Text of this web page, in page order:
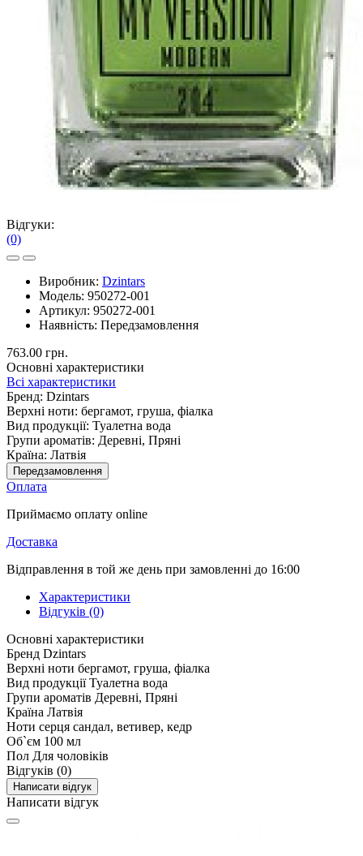
Відгуки:
(0)
Виробник: Dzintars
Модель: 950272-001
Артикул: 950272-001
Наявність: Передзамовлення
763.00 грн.
Основні характеристики
Всі характеристики
Бренд: Dzintars
Верхні ноти: бергамот, груша, фіалка
Вид продукції: Туалетна вода
Групи ароматів: Деревні, Пряні
Країна: Латвія
Передзамовлення
Оплата
Приймаємо оплату online
Доставка
Відправлення в той же день при замовленні до 16:00
Характеристики
Відгуків (0)
Основні характеристики
Бренд Dzintars
Верхні ноти бергамот, груша, фіалка
Вид продукції Туалетна вода
Групи ароматів Деревні, Пряні
Країна Латвія
Ноти серця сандал, ветивер, кедр
Об`єм 100 мл
Пол Для чоловіків
Відгуків (0)
Написати відгук
Написати відгук